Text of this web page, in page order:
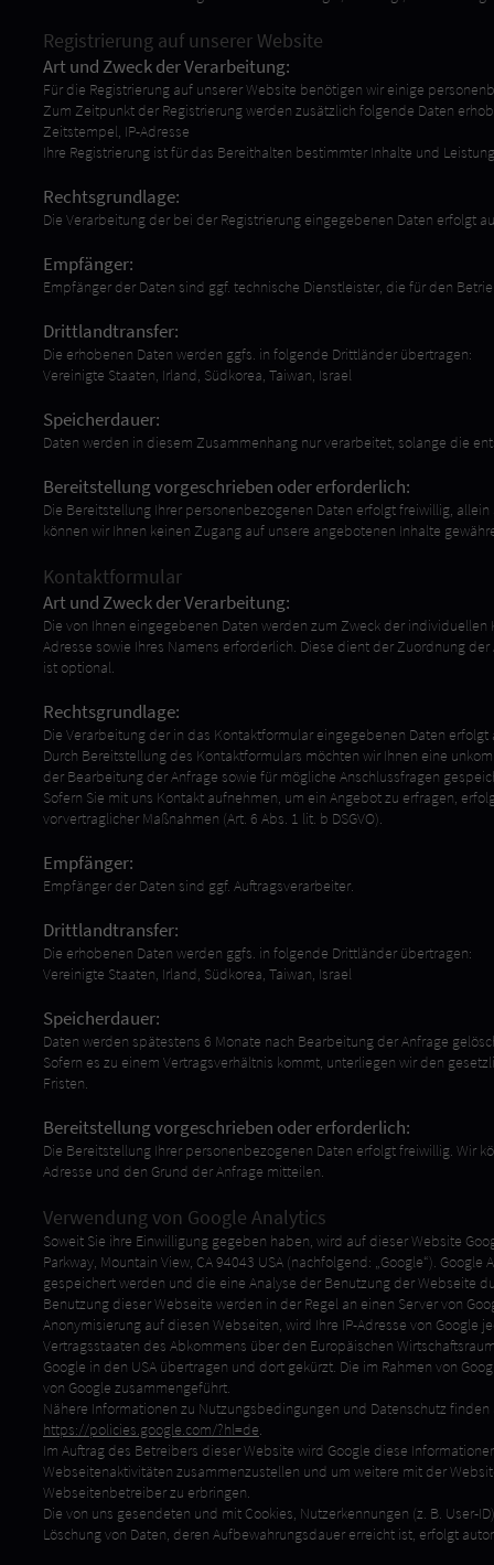
Registrierung auf unserer Website
Art und Zweck der Verarbeitung:
Für die Registrierung auf unserer Website benötigen wir einige
Zum Zeitpunkt der Registrierung werden zusätzlich folgende Daten
Zeitstempel, IP-Adresse
Ihre Registrierung ist für das Bereithalten bestimmter Inhalte und
Rechtsgrundlage:
Die Verarbeitung der bei der Registrierung eingegebenen Daten erfolgt
Empfänger:
Empfänger der Daten sind ggf. technische Dienstleister, die für den
Drittlandtransfer:
Die erhobenen Daten werden ggfs. in folgende Drittländer übertragen:
Vereinigte Staaten, Irland, Südkorea, Taiwan, Israel
Speicherdauer:
Daten werden in diesem Zusammenhang nur verarbeitet, solange die
Bereitstellung vorgeschrieben oder erforderlich:
Die Bereitstellung Ihrer personenbezogenen Daten erfolgt freiwillig,
können wir Ihnen keinen Zugang auf unsere angebotenen Inhalte
Kontaktformular
Art und Zweck der Verarbeitung:
Die von Ihnen eingegebenen Daten werden zum Zweck der
Adresse sowie Ihres Namens erforderlich. Diese dient der Zuordnung
ist optional.
Rechtsgrundlage:
Die Verarbeitung der in das Kontaktformular eingegebenen Daten
Durch Bereitstellung des Kontaktformulars möchten wir Ihnen eine
der Bearbeitung der Anfrage sowie für mögliche Anschlussfragen
Sofern Sie mit uns Kontakt aufnehmen, um ein Angebot zu erfragen,
vorvertraglicher Maßnahmen (Art. 6 Abs. 1 lit. b DSGVO).
Empfänger:
Empfänger der Daten sind ggf. Auftragsverarbeiter.
Drittlandtransfer:
Die erhobenen Daten werden ggfs. in folgende Drittländer übertragen:
Vereinigte Staaten, Irland, Südkorea, Taiwan, Israel
Speicherdauer:
Daten werden spätestens 6 Monate nach Bearbeitung der Anfrage
Sofern es zu einem Vertragsverhältnis kommt, unterliegen wir den
Fristen.
Bereitstellung vorgeschrieben oder erforderlich:
Die Bereitstellung Ihrer personenbezogenen Daten erfolgt freiwillig. Wir
Adresse und den Grund der Anfrage mitteilen.
Verwendung von Google Analytics
Soweit Sie ihre Einwilligung gegeben haben, wird auf dieser Website
Parkway, Mountain View, CA 94043 USA (nachfolgend: „Google“).
gespeichert werden und die eine Analyse der Benutzung der Webseite
Benutzung dieser Webseite werden in der Regel an einen Server von
Anonymisierung auf diesen Webseiten, wird Ihre IP-Adresse von
Vertragsstaaten des Abkommens über den Europäischen
Google in den USA übertragen und dort gekürzt. Die im Rahmen von
von Google zusammengeführt.
Nähere Informationen zu Nutzungsbedingungen und Datenschutz
https://policies.google.com/?hl=de.
Im Auftrag des Betreibers dieser Website wird Google diese
Webseitenaktivitäten zusammenzustellen und um weitere mit der
Webseitenbetreiber zu erbringen.
Die von uns gesendeten und mit Cookies, Nutzerkennungen (z. B. User-
Löschung von Daten, deren Aufbewahrungsdauer erreicht ist, erfolgt